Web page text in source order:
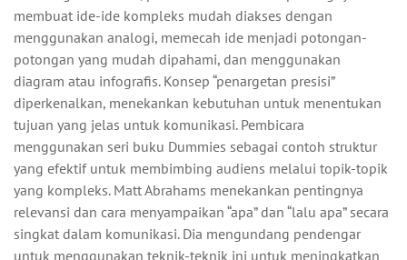
membuat ide-ide kompleks mudah diakses dengan
menggunakan analogi, memecah ide menjadi potongan-
potongan yang mudah dipahami, dan menggunakan
diagram atau infografis. Konsep “penargetan presisi”
diperkenalkan, menekankan kebutuhan untuk menentukan
tujuan yang jelas untuk komunikasi. Pembicara
menggunakan seri buku Dummies sebagai contoh struktur
yang efektif untuk membimbing audiens melalui topik-topik
yang kompleks. Matt Abrahams menekankan pentingnya
relevansi dan cara menyampaikan “apa” dan “lalu apa” secara
singkat dalam komunikasi. Dia mengundang pendengar
untuk menggunakan teknik-teknik ini untuk meningkatkan